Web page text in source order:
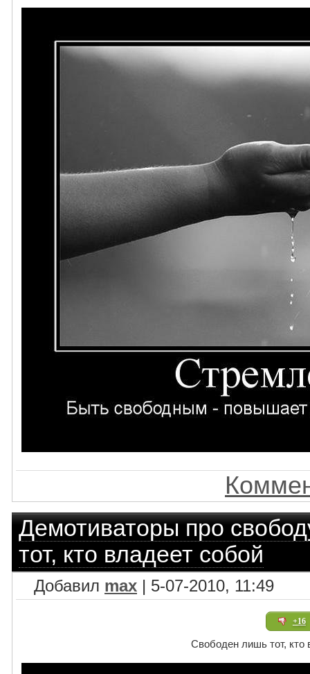
Демотиваторы про
тот, кто владеет собой
Добавил max | 5-07-2010, 11:49
+16
Свободен лишь тот, кто